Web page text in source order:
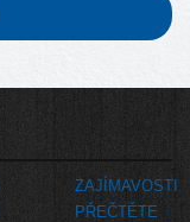
ZAJÍMAVOSTI
PŘEČTĚTE